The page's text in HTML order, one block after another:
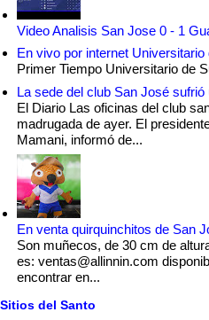
Video Analisis San Jose 0 - 1
En vivo por internet
Primer Tiempo Universitario de
La sede del club San José
El Diario Las oficinas del club
madrugada de ayer. El
Mamani, informó de...
En venta quirquinchitos de San
Son muñecos, de 30 cm de
es: ventas@allinnin.com
encontrar en...
Sitios del Santo